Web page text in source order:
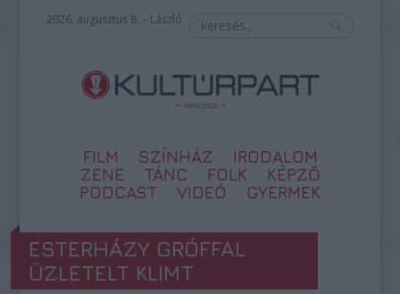
2026. augusztus 8. – László
FILM SZÍNHÁZ
IRODALOM
ZENE
TÁNC FOLK
KÉPZŐ
PODCAST
VIDEÓ GYERMEK
ESTERHÁZY GRÓFFAL
ÜZLETELT KLIMT